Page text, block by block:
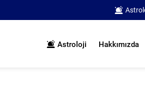
Astroloji Hakkımızda